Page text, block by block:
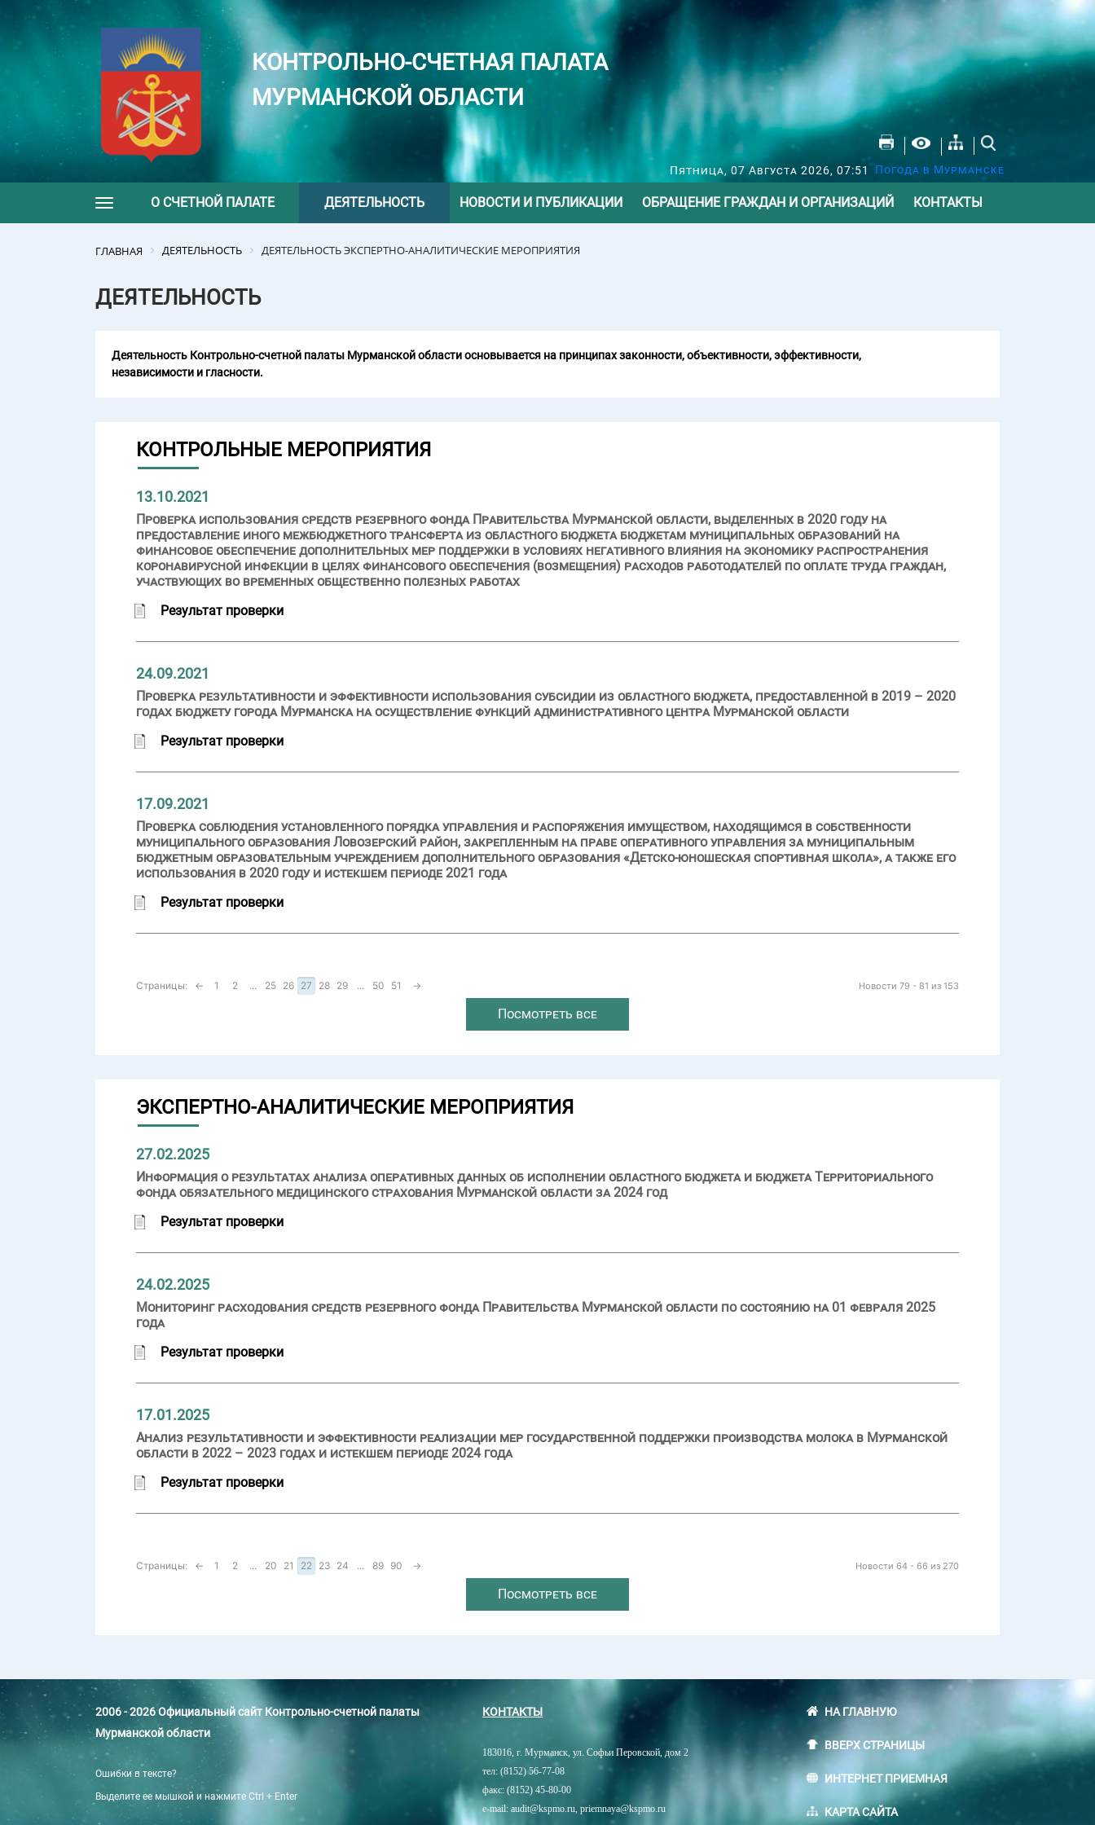
КОНТРОЛЬНО-СЧЕТНАЯ ПАЛАТА
МУРМАНСКОЙ ОБЛАСТИ
Пятница, 07 Августа 2026, 07:51 Погода в Мурманске
Toggle navigation
О СЧЕТНОЙ ПАЛАТЕ ДЕЯТЕЛЬНОСТЬ НОВОСТИ И ПУБЛИКАЦИИ ОБРАЩЕНИЕ ГРАЖДАН И ОРГАНИЗАЦИЙ КОНТАКТЫ
ГЛАВНАЯ ДЕЯТЕЛЬНОСТЬ ДЕЯТЕЛЬНОСТЬ ЭКСПЕРТНО-АНАЛИТИЧЕСКИЕ МЕРОПРИЯТИЯ
ДЕЯТЕЛЬНОСТЬ
Деятельность Контрольно-счетной палаты Мурманской области основывается на принципах законности, объективности, эффективности,
независимости и гласности.
КОНТРОЛЬНЫЕ МЕРОПРИЯТИЯ
13.10.2021
Проверка использования средств резервного фонда Правительства Мурманской области, выделенных в 2020 году на
предоставление иного межбюджетного трансферта из областного бюджета бюджетам муниципальных образований на
финансовое обеспечение дополнительных мер поддержки в условиях негативного влияния на экономику распространения
коронавирусной инфекции в целях финансового обеспечения (возмещения) расходов работодателей по оплате труда граждан,
участвующих во временных общественно полезных работах
Результат проверки
24.09.2021
Проверка результативности и эффективности использования субсидии из областного бюджета, предоставленной в 2019 – 2020
годах бюджету города Мурманска на осуществление функций административного центра Мурманской области
Результат проверки
17.09.2021
Проверка соблюдения установленного порядка управления и распоряжения имуществом, находящимся в собственности
муниципального образования Ловозерский район, закрепленным на праве оперативного управления за муниципальным
бюджетным образовательным учреждением дополнительного образования «Детско-юношеская спортивная школа», а также его
использования в 2020 году и истекшем периоде 2021 года
Результат проверки
Новости 79 - 81 из 153
Страницы: ← 1 2 ... 25 26 27 28 29 ... 50 51 →
Посмотреть все
ЭКСПЕРТНО-АНАЛИТИЧЕСКИЕ МЕРОПРИЯТИЯ
27.02.2025
Информация о результатах анализа оперативных данных об исполнении областного бюджета и бюджета Территориального
фонда обязательного медицинского страхования Мурманской области за 2024 год
Результат проверки
24.02.2025
Мониторинг расходования средств резервного фонда Правительства Мурманской области по состоянию на 01 февраля 2025
года
Результат проверки
17.01.2025
Анализ результативности и эффективности реализации мер государственной поддержки производства молока в Мурманской
области в 2022 – 2023 годах и истекшем периоде 2024 года
Результат проверки
Новости 64 - 66 из 270
Страницы: ← 1 2 ... 20 21 22 23 24 ... 89 90 →
Посмотреть все
2006 - 2026 Официальный сайт Контрольно-счетной палаты
Мурманской области
Ошибки в тексте?
Выделите ее мышкой и нажмите Ctrl + Enter
КОНТАКТЫ
183016, г. Мурманск, ул. Софьи Перовской, дом 2
тел: (8152) 56-77-08
факс: (8152) 45-80-00
e-mail: audit@kspmo.ru, priemnaya@kspmo.ru
НА ГЛАВНУЮ
ВВЕРХ СТРАНИЦЫ
ИНТЕРНЕТ ПРИЕМНАЯ
КАРТА САЙТА